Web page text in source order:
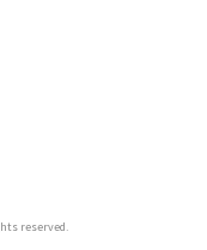
reserved.